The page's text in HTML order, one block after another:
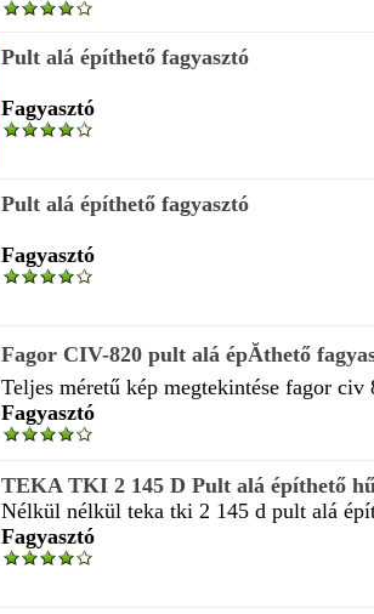
Pult alá építhető fagyasztó
Fagyasztó
Pult alá építhető fagyasztó
Fagyasztó
Fagor CIV-820 pult alá épĂ­thető
Teljes méretű kép megtekintése fagor
Fagyasztó
TEKA TKI 2 145 D Pult alá építhető
Nélkül nélkül teka tki 2 145 d pult alá
Fagyasztó